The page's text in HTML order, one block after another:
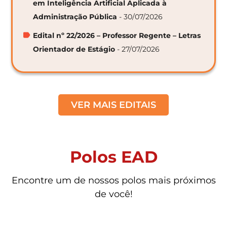
em Inteligência Artificial Aplicada à
Administração Pública - 30/07/2026
Edital nº 22/2026 – Professor Regente – Letras
Orientador de Estágio - 27/07/2026
VER MAIS EDITAIS
Polos EAD
Encontre um de nossos polos mais próximos
de você!